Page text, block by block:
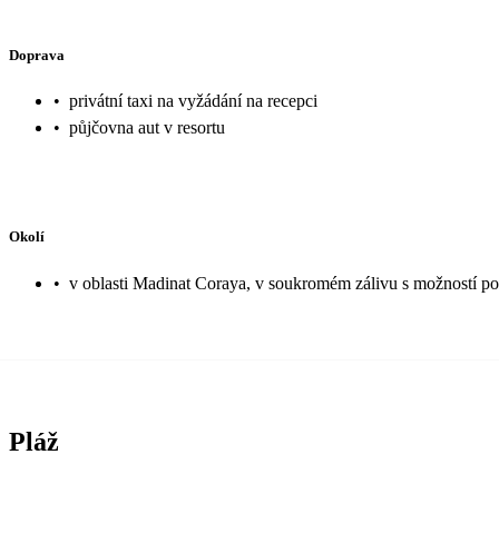
Doprava
• privátní taxi na vyžádání na recepci
• půjčovna aut v resortu
Okolí
• v oblasti Madinat Coraya, v soukromém zálivu s možností
Pláž